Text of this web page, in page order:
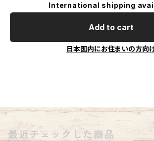
International shipping
Add to cart
日本国内にお住まいの方向
最近チェックした商品